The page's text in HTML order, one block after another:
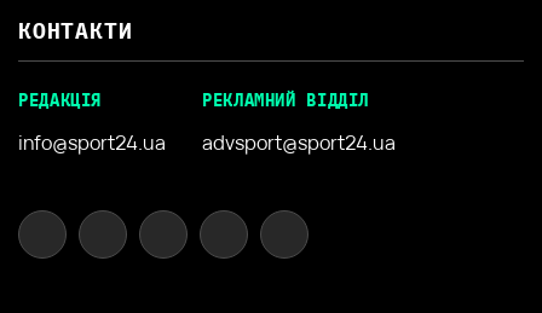
КОНТАКТИ
РЕДАКЦІЯ
info@sport24.ua
РЕКЛАМНИЙ ВІДДІЛ
advsport@sport24.ua